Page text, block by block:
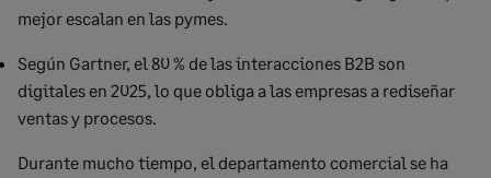
mejor escalan en las pymes.
Según Gartner, el 80 % de las interacciones B2B son
digitales en 2025, lo que obliga a las empresas a rediseñar
ventas y procesos.
Durante mucho tiempo, el departamento comercial se ha